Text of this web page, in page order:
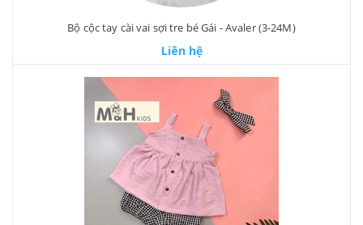
Bộ cộc tay cài vai sợi tre bé Gái - Avaler (3-24M)
Liên hệ